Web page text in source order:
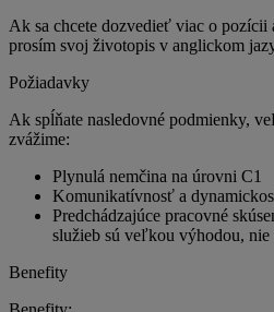
Ak sa chcete dozvedieť viac o pozícii
prosím svoj životopis v anglickom
Požiadavky
Ak spĺňate nasledovné podmienky,
zvážime:
Plynulá nemčina na úrovni C1
Komunikatívnosť a
Predchádzajúce pracovné
služieb sú veľkou výhodou, nie
Benefity